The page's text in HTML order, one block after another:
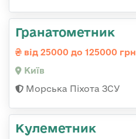
Гранатометник
від 25000 до 125000 грн
Київ
Морська Піхота ЗСУ
Кулеметник